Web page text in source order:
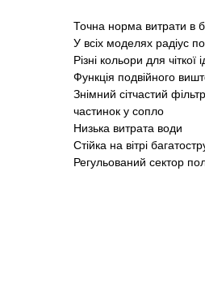
Точна норма витрати в
У всіх моделях радіус
Різні кольори для чіткої
Функція подвійного
Знімний сітчастий
частинок у сопло
Низька витрата води
Стійка на вітрі
Регульований сектор